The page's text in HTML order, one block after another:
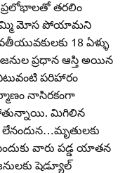
ప్రలోభాలతో తరలిం
నమ్మి మోస పోయామని
18 ఏళ్ళు
ప్రధాన ఆస్తి అయిన
పరిహారం
నాసిరకంగా
మిగిలిన
వారు పడ్డ యాతన
షెడ్యూల్‌